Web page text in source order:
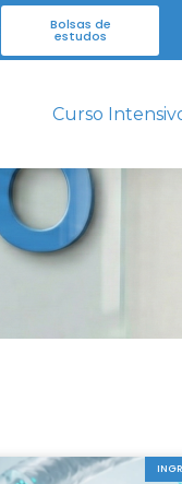
Bolsas de
estudos
Curso